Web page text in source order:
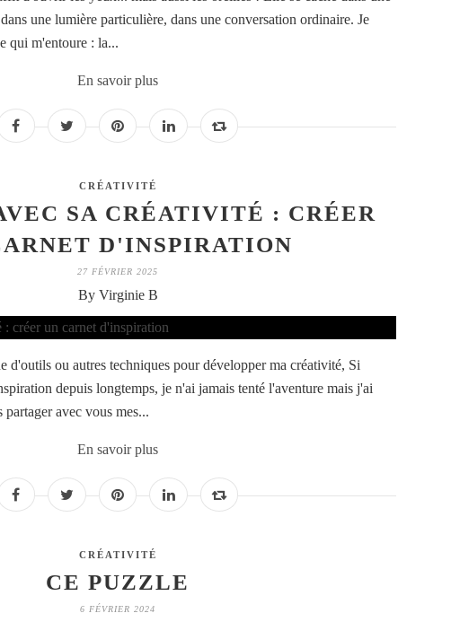
une lumière particulière, dans une conversation ordinaire. Je
qui m'entoure : la...
En savoir plus
CRÉATIVITÉ
SA CRÉATIVITÉ : CRÉER
D'INSPIRATION
27 FÉVRIER 2025
By Virginie B
d'outils ou autres techniques pour développer ma créativité, Si
depuis longtemps, je n'ai jamais tenté l'aventure mais j'ai
avec vous mes...
En savoir plus
CRÉATIVITÉ
CE PUZZLE
6 FÉVRIER 2024